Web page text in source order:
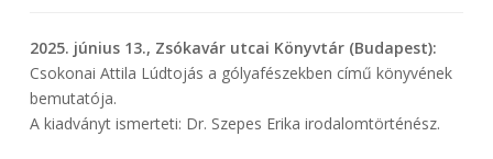
2025. június 13., Zsókavár utcai Könyvtár (Budapest):
Csokonai Attila Lúdtojás a gólyafészekben című könyvének
bemutatója.
A kiadványt ismerteti: Dr. Szepes Erika irodalomtörténész.